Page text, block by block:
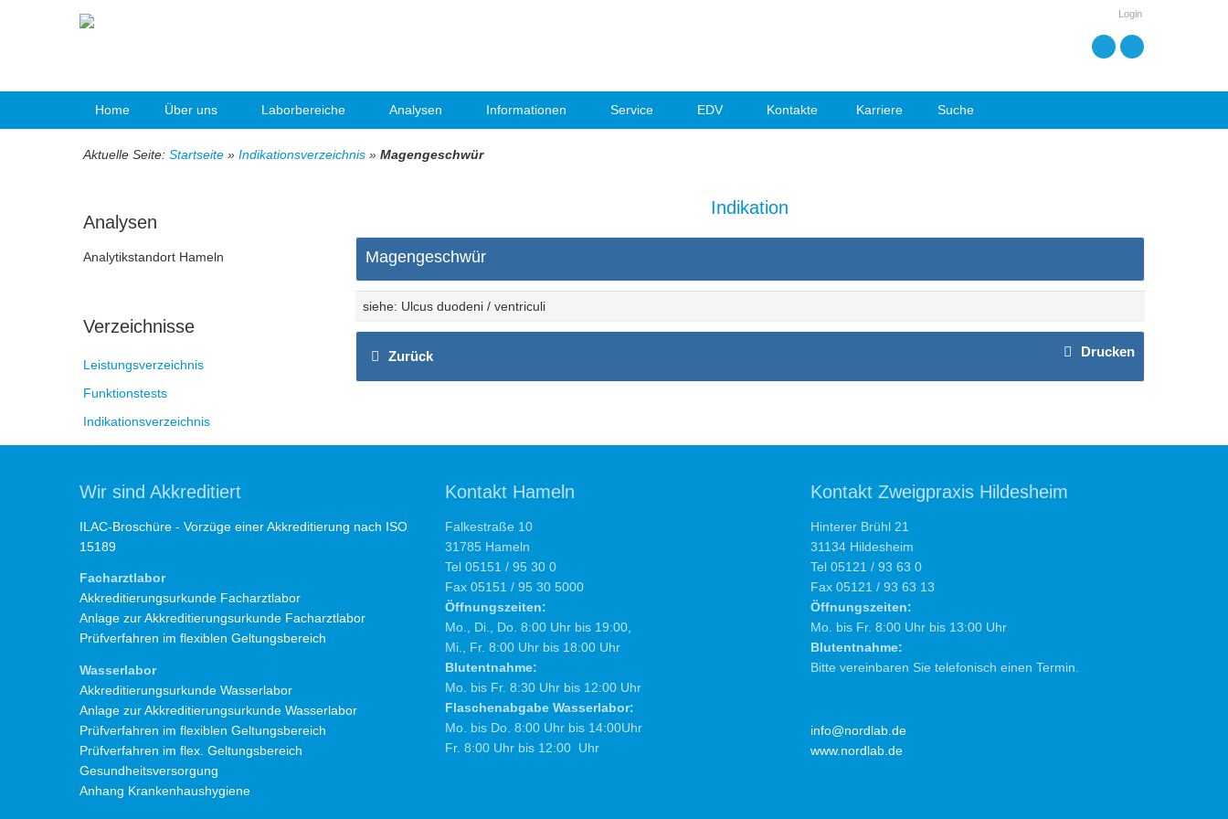
Login
Home Über uns Laborbereiche Analysen Informationen Service EDV Kontakte Karriere Suche
Aktuelle Seite: Startseite » Indikationsverzeichnis » Magengeschwür
Analysen
Analytikstandort Hameln
Verzeichnisse
Leistungsverzeichnis
Funktionstests
Indikationsverzeichnis
Indikation
Magengeschwür
siehe: Ulcus duodeni / ventriculi
Zurück Drucken
Wir sind Akkreditiert
ILAC-Broschüre - Vorzüge einer Akkreditierung nach ISO
15189
Facharztlabor
Akkreditierungsurkunde Facharztlabor
Anlage zur Akkreditierungsurkunde Facharztlabor
Prüfverfahren im flexiblen Geltungsbereich
Wasserlabor
Akkreditierungsurkunde Wasserlabor
Anlage zur Akkreditierungsurkunde Wasserlabor
Prüfverfahren im flexiblen Geltungsbereich
Prüfverfahren im flex. Geltungsbereich
Gesundheitsversorgung
Anhang Krankenhaushygiene
Kontakt Hameln
Falkestraße 10
31785 Hameln
Tel 05151 / 95 30 0
Fax 05151 / 95 30 5000
Öffnungszeiten:
Mo., Di., Do. 8:00 Uhr bis 19:00,
Mi., Fr. 8:00 Uhr bis 18:00 Uhr
Blutentnahme:
Mo. bis Fr. 8:30 Uhr bis 12:00 Uhr
Flaschenabgabe Wasserlabor:
Mo. bis Do. 8:00 Uhr bis 14:00Uhr
Fr. 8:00 Uhr bis 12:00 Uhr
Kontakt Zweigpraxis Hildesheim
Hinterer Brühl 21
31134 Hildesheim
Tel 05121 / 93 63 0
Fax 05121 / 93 63 13
Öffnungszeiten:
Mo. bis Fr. 8:00 Uhr bis 13:00 Uhr
Blutentnahme:
Bitte vereinbaren Sie telefonisch einen Termin.
info@nordlab.de
www.nordlab.de